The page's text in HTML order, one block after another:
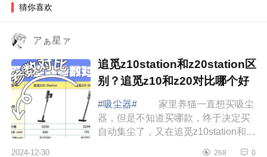
猜你喜欢
アぁ星ァ
追觅z10station和z20station区
别？追觅z10和z20对比哪个好
#吸尘器#
家里养猫一直想买吸尘
器，但是不知道买哪款，终于决定买
自动集尘了，又在追觅z10station和追
2024-12-30 268 0